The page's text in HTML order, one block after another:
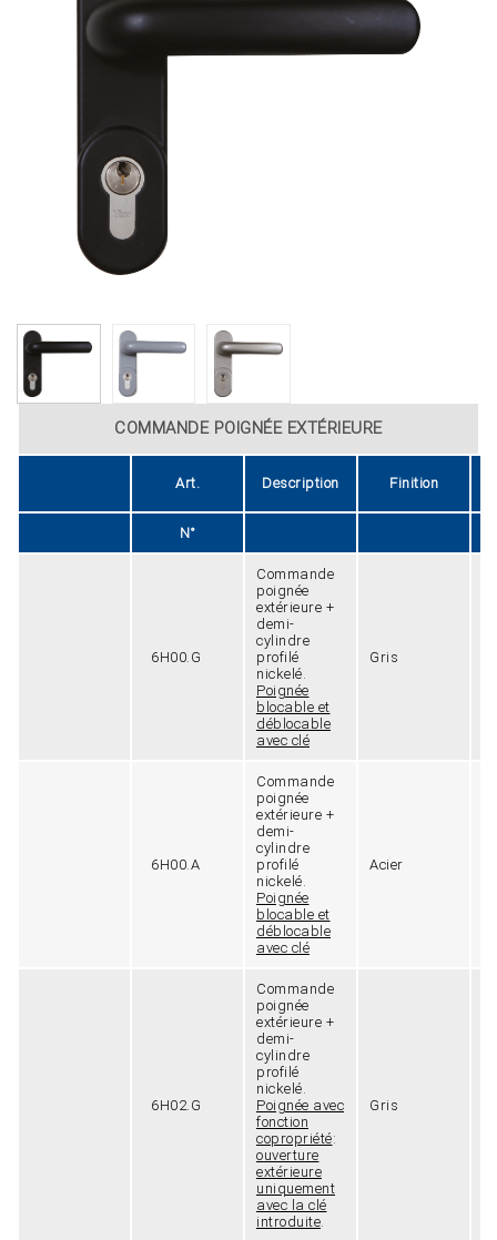
COMMANDE POIGNÉE EXTÉRIEURE
Art. Description Finition
N°
6H00.G
Commande
poignée
extérieure +
demi-
cylindre
profilé
nickelé.
Poignée
blocable et
déblocable
avec clé
Gris
6H00.A
Commande
poignée
extérieure +
demi-
cylindre
profilé
nickelé.
Poignée
blocable et
déblocable
avec clé
Acier
6H02.G
Commande
poignée
extérieure +
demi-
cylindre
profilé
nickelé.
Poignée avec
fonction
copropriété:
ouverture
extérieure
uniquement
avec la clé
introduite.
Gris